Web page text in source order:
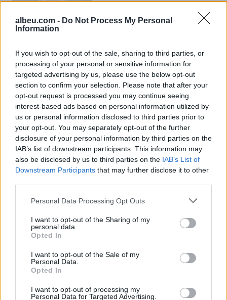
albeu.com - Do Not Process My Personal
Information
If you wish to opt-out of the sale, sharing to third parties, or
processing of your personal or sensitive information for
targeted advertising by us, please use the below opt-out
section to confirm your selection. Please note that after your
opt-out request is processed you may continue seeing
interest-based ads based on personal information utilized by
us or personal information disclosed to third parties prior to
your opt-out. You may separately opt-out of the further
disclosure of your personal information by third parties on the
IAB’s list of downstream participants. This information may
also be disclosed by us to third parties on the IAB’s List of
Downstream Participants that may further disclose it to other
Personal Data Processing Opt Outs
I want to opt-out of the Sharing of my
personal data.
Opted In
I want to opt-out of the Sale of my
Personal Data.
Opted In
I want to opt-out of processing my
Personal Data for Targeted Advertising.
dhe flakët u përhapën drejt
malit
Esim for USA|Esim for Italy| Esim for Spain|Esim